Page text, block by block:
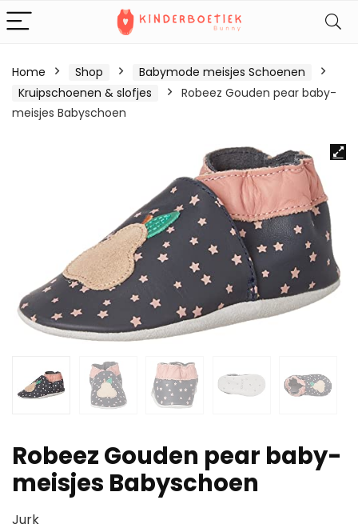
Home Shop
Babymode meisjes Schoenen
Kruipschoenen & slofjes
Robeez Gouden pear baby-
meisjes Babyschoen
Robeez Gouden pear baby-
meisjes Babyschoen
Jurk